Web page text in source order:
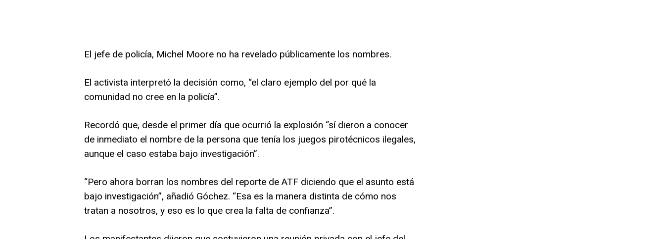
El jefe de policía, Michel Moore no ha revelado públicamente los nombres.
El activista interpretó la decisión como, “el claro ejemplo del por qué la
comunidad no cree en la policía”.
Recordó que, desde el primer día que ocurrió la explosión “sí dieron a conocer
de inmediato el nombre de la persona que tenía los juegos pirotécnicos ilegales,
aunque el caso estaba bajo investigación”.
“Pero ahora borran los nombres del reporte de ATF diciendo que el asunto está
bajo investigación”, añadió Góchez. “Esa es la manera distinta de cómo nos
tratan a nosotros, y eso es lo que crea la falta de confianza”.